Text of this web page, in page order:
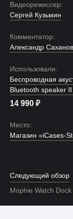
Видеорежиссер:
Сергей Кузьмин
Комментатор:
Александр Саханов
Использовали:
Беспроводная
Bluetooth speaker
14 990 ₽
Место:
Магазин «iCases-
Следующий обзор
Mophie Watch